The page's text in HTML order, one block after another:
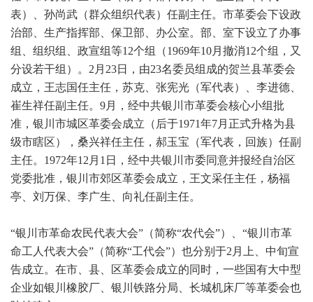
表）、孙尚武（群众组织代表）任副主任。市革委会下设政
治部、生产指挥部、保卫部、办公室。部、室下设立了办事
组、组织组、政宣组等12个组（1969年10月撤消12个组，又
分设若干组）。2月23日，由23名委员组成的贺兰县革委会
成立，王志国任主任，苏克、张宪光（军代表）、李进德、
崔生祥任副主任。9月，经中共银川市革委会核心小组批
准，银川市城区革委会成立（后于1971年7月正式升格为县
级市瞎区），桑兴祥任主任，郝玉宝（军代表，回族）任副
主任。1972年12月1日，经中共银川市委同意并报经自治区
党委批准，银川市郊区革委会成立，王文采任主任，杨福
亭、刘万保、李广生、向礼任副主任。
“银川市革命农民代表大会”（简称“农代会”）、“银川市革
命工人代表大会”（简称“工代会”）也分别于2月上、中旬宣
告成立。在市、县、区革委会成立的同时，一些国有大中型
企业如银川橡胶厂、银川铁路分局、长城机床厂等革委会也